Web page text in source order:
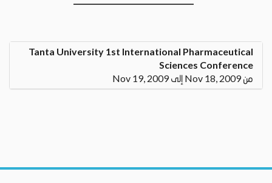
Tanta University 1st International Pharmaceutical
Sciences Conference
من Nov 18, 2009 إلى Nov 19, 2009